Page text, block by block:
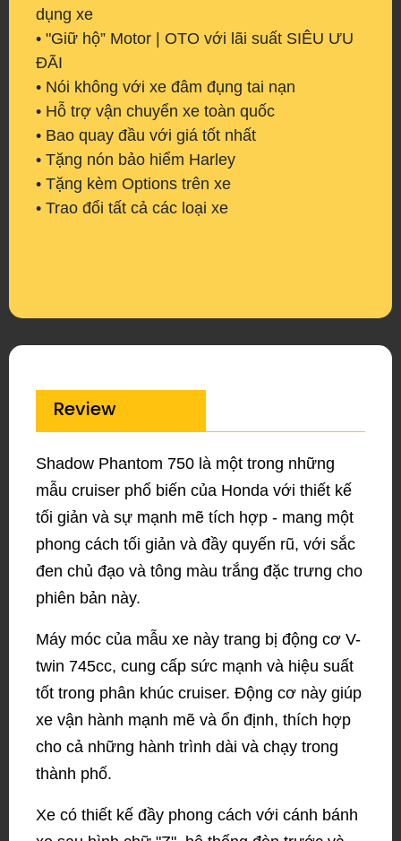
dụng xe
• "Giữ hộ” Motor | OTO với lãi suất SIÊU ƯU
ĐÃI
• Nói không với xe đâm đụng tai nạn
• Hỗ trợ vận chuyển xe toàn quốc
• Bao quay đầu với giá tốt nhất
• Tặng nón bảo hiểm Harley
• Tặng kèm Options trên xe
• Trao đổi tất cả các loại xe
Review
Shadow Phantom 750 là một trong những
mẫu cruiser phổ biến của Honda với thiết kế
tối giản và sự mạnh mẽ tích hợp - mang một
phong cách tối giản và đầy quyến rũ, với sắc
đen chủ đạo và tông màu trắng đặc trưng cho
phiên bản này.
Máy móc của mẫu xe này trang bị động cơ V-
twin 745cc, cung cấp sức mạnh và hiệu suất
tốt trong phân khúc cruiser. Động cơ này giúp
xe vận hành mạnh mẽ và ổn định, thích hợp
cho cả những hành trình dài và chạy trong
thành phố.
Xe có thiết kế đầy phong cách với cánh bánh